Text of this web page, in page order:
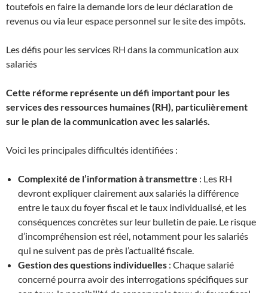
toutefois en faire la demande lors de leur déclaration de
revenus ou via leur espace personnel sur le site des impôts.
Les défis pour les services RH dans la communication aux
salariés
Cette réforme représente un défi important pour les
services des ressources humaines (RH), particulièrement
sur le plan de la communication avec les salariés.
Voici les principales difficultés identifiées :
Complexité de l’information à transmettre : Les RH
devront expliquer clairement aux salariés la différence
entre le taux du foyer fiscal et le taux individualisé, et les
conséquences concrètes sur leur bulletin de paie. Le risque
d’incompréhension est réel, notamment pour les salariés
qui ne suivent pas de près l’actualité fiscale.
Gestion des questions individuelles : Chaque salarié
concerné pourra avoir des interrogations spécifiques sur